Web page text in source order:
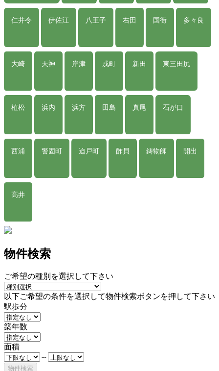
仁井令 伊佐江 八王子 右田 国衙 多々良
大崎 天神 岸津 戎町 新田 東三田尻
植松 浜内 浜方 田島 真尾 石が口
西浦 警固町 迫戸町 酢貝 鋳物師 開出
高井
物件検索
ご希望の種別を選択して下さい
以下ご希望の条件を選択して物件検索ボタンを押して下さい
駅歩分
築年数
面積
～